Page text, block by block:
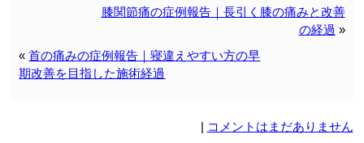
膝関節痛の症例報告｜長引く膝の痛みと改善
の経過 »
«首の痛みの症例報告｜寝違えやすい方の早
期改善を目指した施術経過
| コメントはまだありません